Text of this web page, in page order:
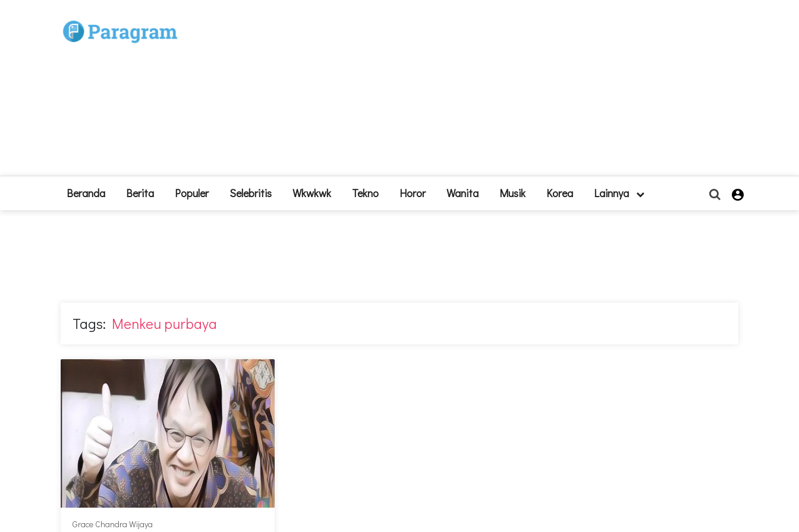
Beranda Berita Populer Selebritis Wkwkwk Tekno Horor Wanita Musik Korea Lainnya 
Tags: Menkeu purbaya
Grace Chandra Wijaya